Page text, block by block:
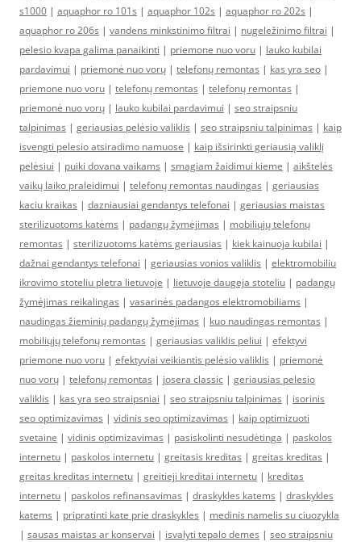
s1000 | aquaphor ro 101s | aquaphor 102s | aquaphor ro 202s |
aquaphor ro 206s | vandens minkstinimo filtrai | nugeležinimo filtrai |
pelesio kvapa galima panaikinti | priemone nuo voru | lauko kubilai
pardavimui | priemonė nuo vorų | telefonų remontas | kas yra seo |
priemone nuo voru | telefonų remontas | telefonų remontas |
priemonė nuo vorų | lauko kubilai pardavimui | seo straipsniu
talpinimas | geriausias pelėsio valiklis | seo straipsniu talpinimas | kaip
isvengti pelesio atsiradimo namuose | kaip išsirinkti geriausią valiklį
pelėsiui | puiki dovana vaikams | smagiam žaidimui kieme | aikštelės
vaikų laiko praleidimui | telefonų remontas naudingas | geriausias
kaciu kraikas | dazniausiai gendantys telefonai | geriausias maistas
sterilizuotoms katėms | padangų žymėjimas | mobiliųjų telefonų
remontas | sterilizuotoms katėms geriausias | kiek kainuoja kubilai |
dažnai gendantys telefonai | geriausias vonios valiklis | elektromobiliu
ikrovimo stoteliu pletra lietuvoje | lietuvoje daugeja stoteliu | padangų
žymėjimas reikalingas | vasarinės padangos elektromobiliams |
naudingas žieminių padangų žymėjimas | kuo naudingas remontas |
mobiliųjų telefonų remontas | geriausias valiklis peliui | efektyvi
priemone nuo voru | efektyviai veikiantis pelėsio valiklis | priemonė
nuo vorų | telefonų remontas | josera classic | geriausias pelesio
valiklis | kas yra seo straipsniai | seo straipsniu talpinimas | isorinis
seo optimizavimas | vidinis seo optimizavimas | kaip optimizuoti
svetaine | vidinis optimizavimas | pasiskolinti nesudėtinga | paskolos
internetu | paskolos internetu | greitasis kreditas | greitas kreditas |
greitas kreditas internetu | greitieji kreditai internetu | kreditas
internetu | paskolos refinansavimas | draskykles katems | draskykles
katems | pripratinti kate prie draskykles | medinis namelis su ciuozykla
| sausas maistas ar konservai | isvalyti tepalo demes | seo straipsniu